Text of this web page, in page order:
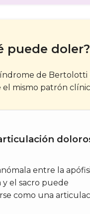
puede doler?
de Bertolotti
mismo patrón
entre la
y el sacro puede
como una